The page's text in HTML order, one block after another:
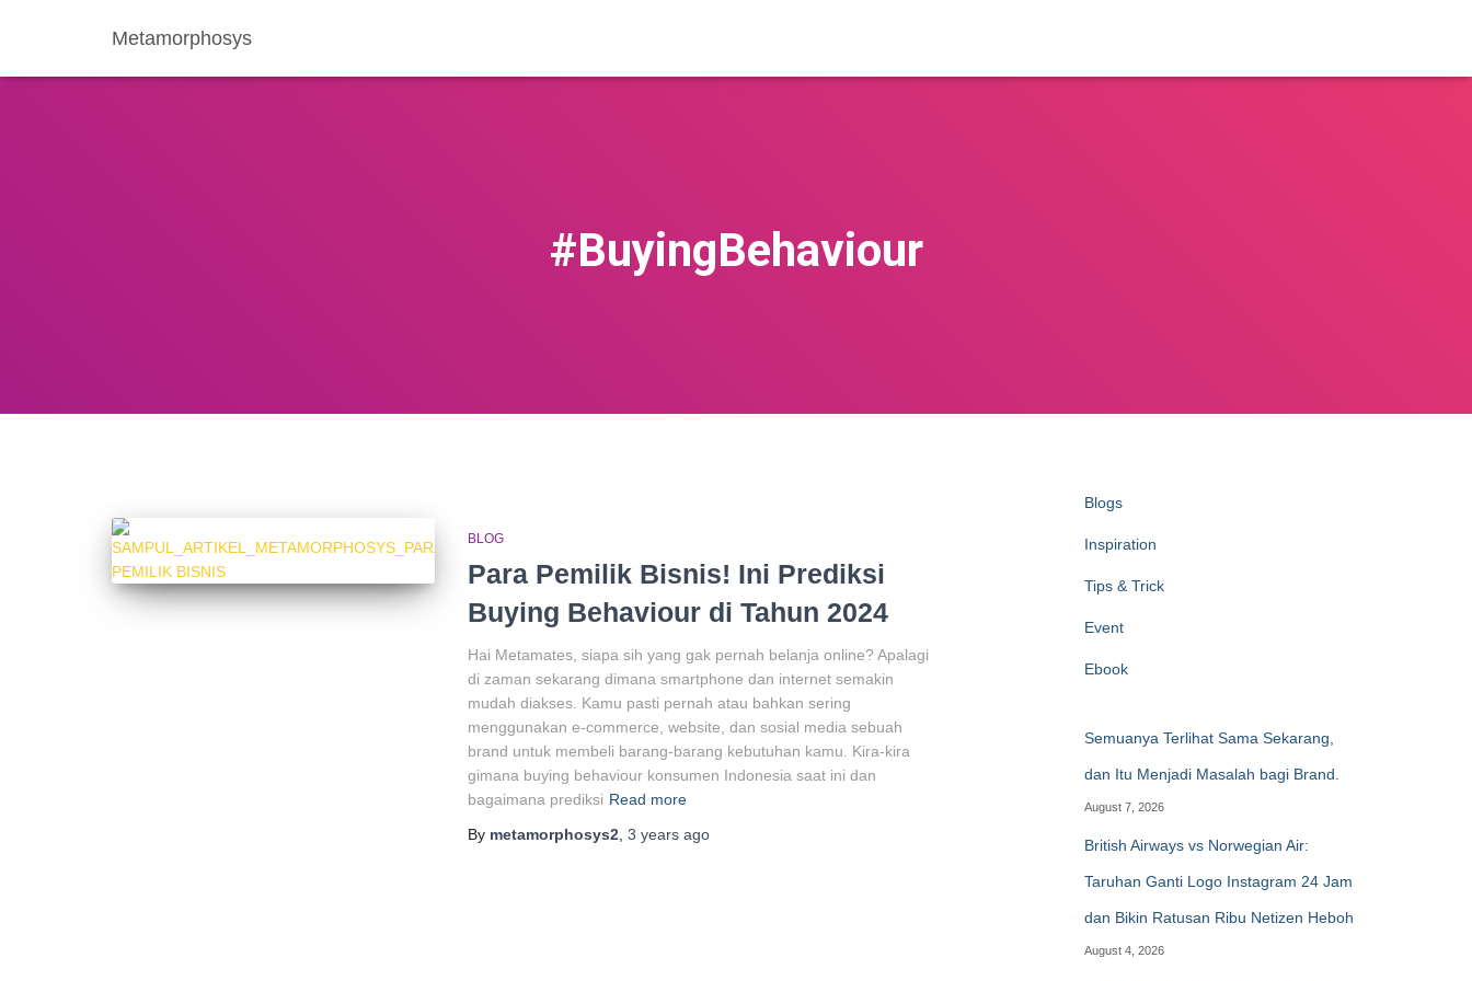
Metamorphosys
#BuyingBehaviour
BLOG
Para Pemilik Bisnis! Ini Prediksi
Buying Behaviour di Tahun 2024
Hai Metamates, siapa sih yang gak pernah belanja online? Apalagi
di zaman sekarang dimana smartphone dan internet semakin
mudah diakses. Kamu pasti pernah atau bahkan sering
menggunakan e-commerce, website, dan sosial media sebuah
brand untuk membeli barang-barang kebutuhan kamu. Kira-kira
gimana buying behaviour konsumen Indonesia saat ini dan
bagaimana prediksi Read more
By metamorphosys2 3 years ago
Blogs
Inspiration
Tips & Trick
Event
Ebook
Semuanya Terlihat Sama Sekarang,
dan Itu Menjadi Masalah bagi Brand.
August 7, 2026
British Airways vs Norwegian Air:
Taruhan Ganti Logo Instagram 24 Jam
dan Bikin Ratusan Ribu Netizen Heboh
August 4, 2026